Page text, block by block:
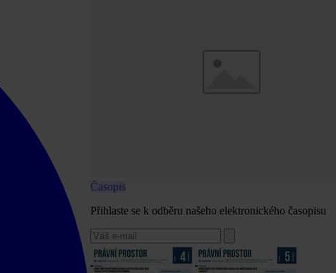
Časopis
Přihlaste se k odběru našeho elektronického časopisu